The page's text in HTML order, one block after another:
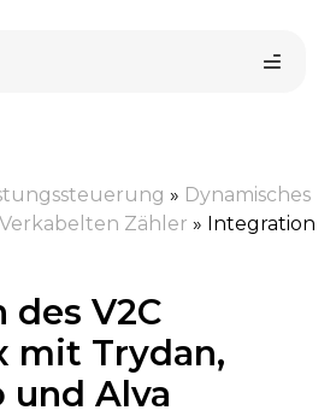
» Dynamisches
Verkabelten Zähler » Integration
V2C
mit Trydan,
und Alva